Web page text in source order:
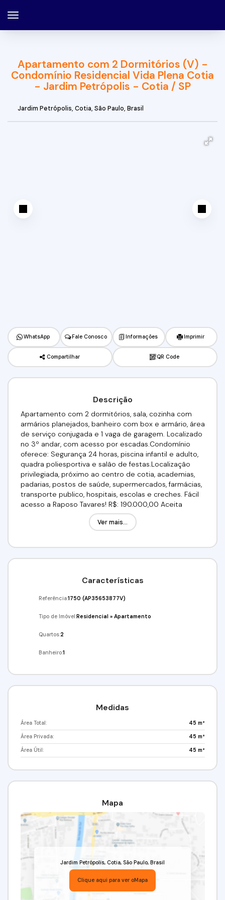
Apartamento com 2 Dormitórios (V) -
Condomínio Residencial Vida Plena Cotia
- Jardim Petrópolis - Cotia / SP
Jardim Petrópolis, Cotia, São Paulo, Brasil
WhatsApp Fale Conosco Informações Imprimir
Compartilhar QR Code
Descrição
Apartamento com 2 dormitórios, sala, cozinha com
armários planejados, banheiro com box e armário, área
de serviço conjugada e 1 vaga de garagem. Localizado
no 3º andar, com acesso por escadas.Condomínio
oferece: Segurança 24 horas, piscina infantil e adulto,
quadra poliesportiva e salão de festas.Localização
privilegiada, próximo ao centro de cotia, academias,
padarias, postos de saúde, supermercados, farmácias,
transporte publico, hospitais, escolas e creches. Fácil
acesso a Raposo Tavares! R$: 190.000,00 Aceita
financiamento bancário. Utilize seu FGTS!!!Venha
conferir!!! Agende já a sua visita!(11) 91359-7440 / (11)
Ver mais...
Características
Referência:1750 (AP35653877V)
Tipo de Imóvel:Residencial »Apartamento
Quartos:2
Banheiro:1
Medidas
Área Total: 45 m²
Área Privada: 45 m²
Área Útil: 45 m²
Mapa
Jardim Petrópolis, Cotia, São Paulo, Brasil
Clique aqui para ver oMapa